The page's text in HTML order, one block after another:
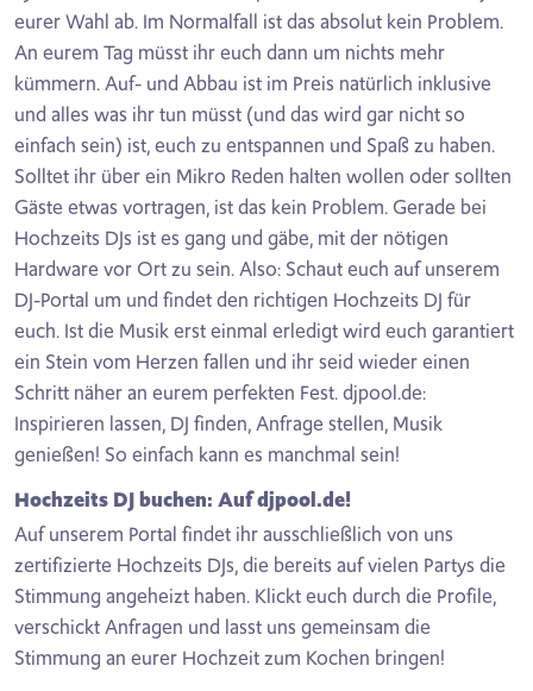
eurer Wahl ab. Im Normalfall ist das absolut kein Problem.
An eurem Tag müsst ihr euch dann um nichts mehr
kümmern. Auf- und Abbau ist im Preis natürlich inklusive
und alles was ihr tun müsst (und das wird gar nicht so
einfach sein) ist, euch zu entspannen und Spaß zu haben.
Solltet ihr über ein Mikro Reden halten wollen oder sollten
Gäste etwas vortragen, ist das kein Problem. Gerade bei
Hochzeits DJs ist es gang und gäbe, mit der nötigen
Hardware vor Ort zu sein. Also: Schaut euch auf unserem
DJ-Portal um und findet den richtigen Hochzeits DJ für
euch. Ist die Musik erst einmal erledigt wird euch garantiert
ein Stein vom Herzen fallen und ihr seid wieder einen
Schritt näher an eurem perfekten Fest. djpool.de:
Inspirieren lassen, DJ finden, Anfrage stellen, Musik
genießen! So einfach kann es manchmal sein!
Hochzeits DJ buchen: Auf djpool.de!
Auf unserem Portal findet ihr ausschließlich von uns
zertifizierte Hochzeits DJs, die bereits auf vielen Partys die
Stimmung angeheizt haben. Klickt euch durch die Profile,
verschickt Anfragen und lasst uns gemeinsam die
Stimmung an eurer Hochzeit zum Kochen bringen!